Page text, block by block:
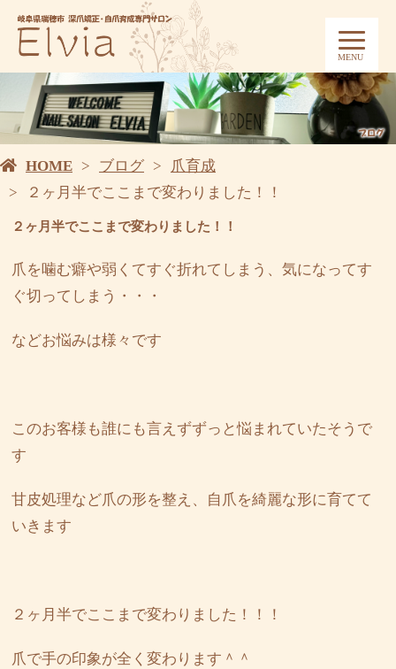
MENU
HOME ブログ
爪育成
２ヶ月半でここまで変わりました！！
２ヶ月半でここまで変わりました！！
爪を噛む癖や弱くてすぐ折れてしまう、気になってす
ぐ切ってしまう・・・
などお悩みは様々です
このお客様も誰にも言えずずっと悩まれていたそうで
す
甘皮処理など爪の形を整え、自爪を綺麗な形に育てて
いきます
２ヶ月半でここまで変わりました！！！
爪で手の印象が全く変わります＾＾